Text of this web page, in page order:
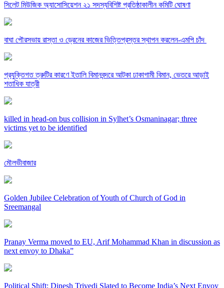
সিলেট মিউজিক অ্যাসোসিয়েশন ২১ সদস্যবিশিষ্ট প্রতিষ্ঠাকালীন কমিটি ঘোষণা
বাঘা পৌরসভায় রাস্তা ও ড্রেনের কাজের ভিত্তিপ্রস্তর স্থাপন করলেন-এমপি চাঁদ
প্রযুক্তিগত ত্রুটির কারণে ইতালি বিমানবন্দরে আটকা ঢাকাগামী বিমান, ভেতরে আড়াই
শতাধিক যাত্রী
killed in head-on bus collision in Sylhet’s Osmaninagar; three
victims yet to be identified
মৌলভীবাজার
Golden Jubilee Celebration of Youth of Church of God in
Sreemangal
Pranay Verma moved to EU, Arif Mohammad Khan in discussion as
next envoy to Dhaka”
Political Shift: Dinesh Trivedi Slated to Become India’s Next Envoy